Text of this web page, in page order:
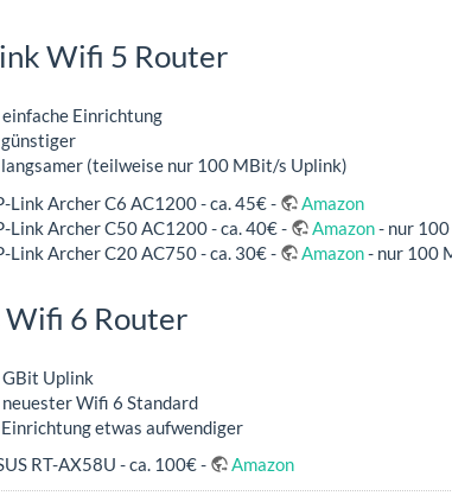
Wifi 5 Router
einfache Einrichtung
(teilweise nur 100 MBit/s Uplink)
Link Archer C6 AC1200 - ca. 45€ -
Amazon
Link Archer C50 AC1200 - ca. 40€ -
Amazon- nur
Link Archer C20 AC750 - ca. 30€ -
Amazon- nur 100
Wifi 6 Router
GBit Uplink
neuester Wifi 6 Standard
etwas aufwendiger
RT-AX58U - ca. 100€ -
Amazon